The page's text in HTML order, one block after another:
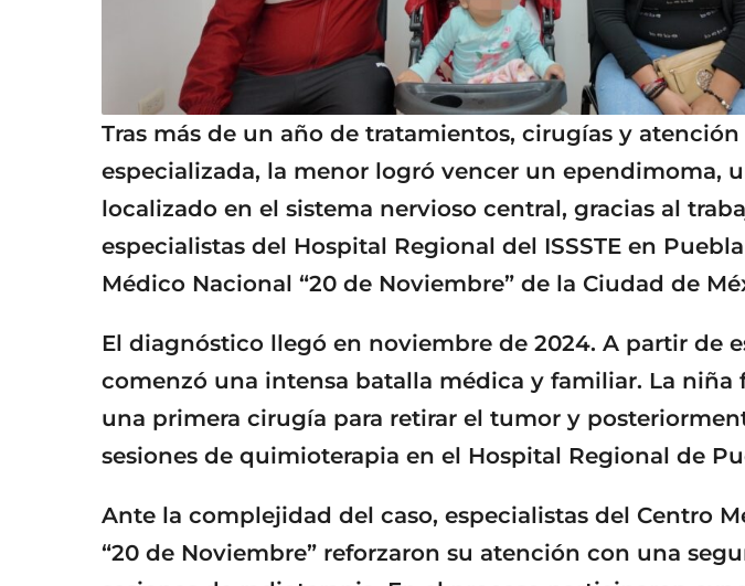
Tras más de un año de tratamientos, cirugías y
especializada, la menor logró vencer un ependimoma,
localizado en el sistema nervioso central, gracias al
especialistas del Hospital Regional del ISSSTE en
Médico Nacional “20 de Noviembre” de la Ciudad de
El diagnóstico llegó en noviembre de 2024. A partir de
comenzó una intensa batalla médica y familiar. La niña
una primera cirugía para retirar el tumor y
sesiones de quimioterapia en el Hospital Regional de
Ante la complejidad del caso, especialistas del Centro
“20 de Noviembre” reforzaron su atención con una